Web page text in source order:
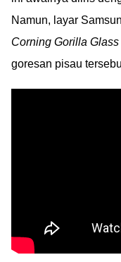
Namun, layar
Corning Gorilla Glass
goresan pisau